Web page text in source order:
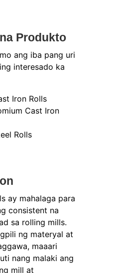
Produkto
ang iba pang uri
interesado ka
Iron Rolls
Cast Iron
Rolls
ay mahalaga para
consistent na
sa rolling mills.
ng materyal at
maaari
nang malaki ang
mill at